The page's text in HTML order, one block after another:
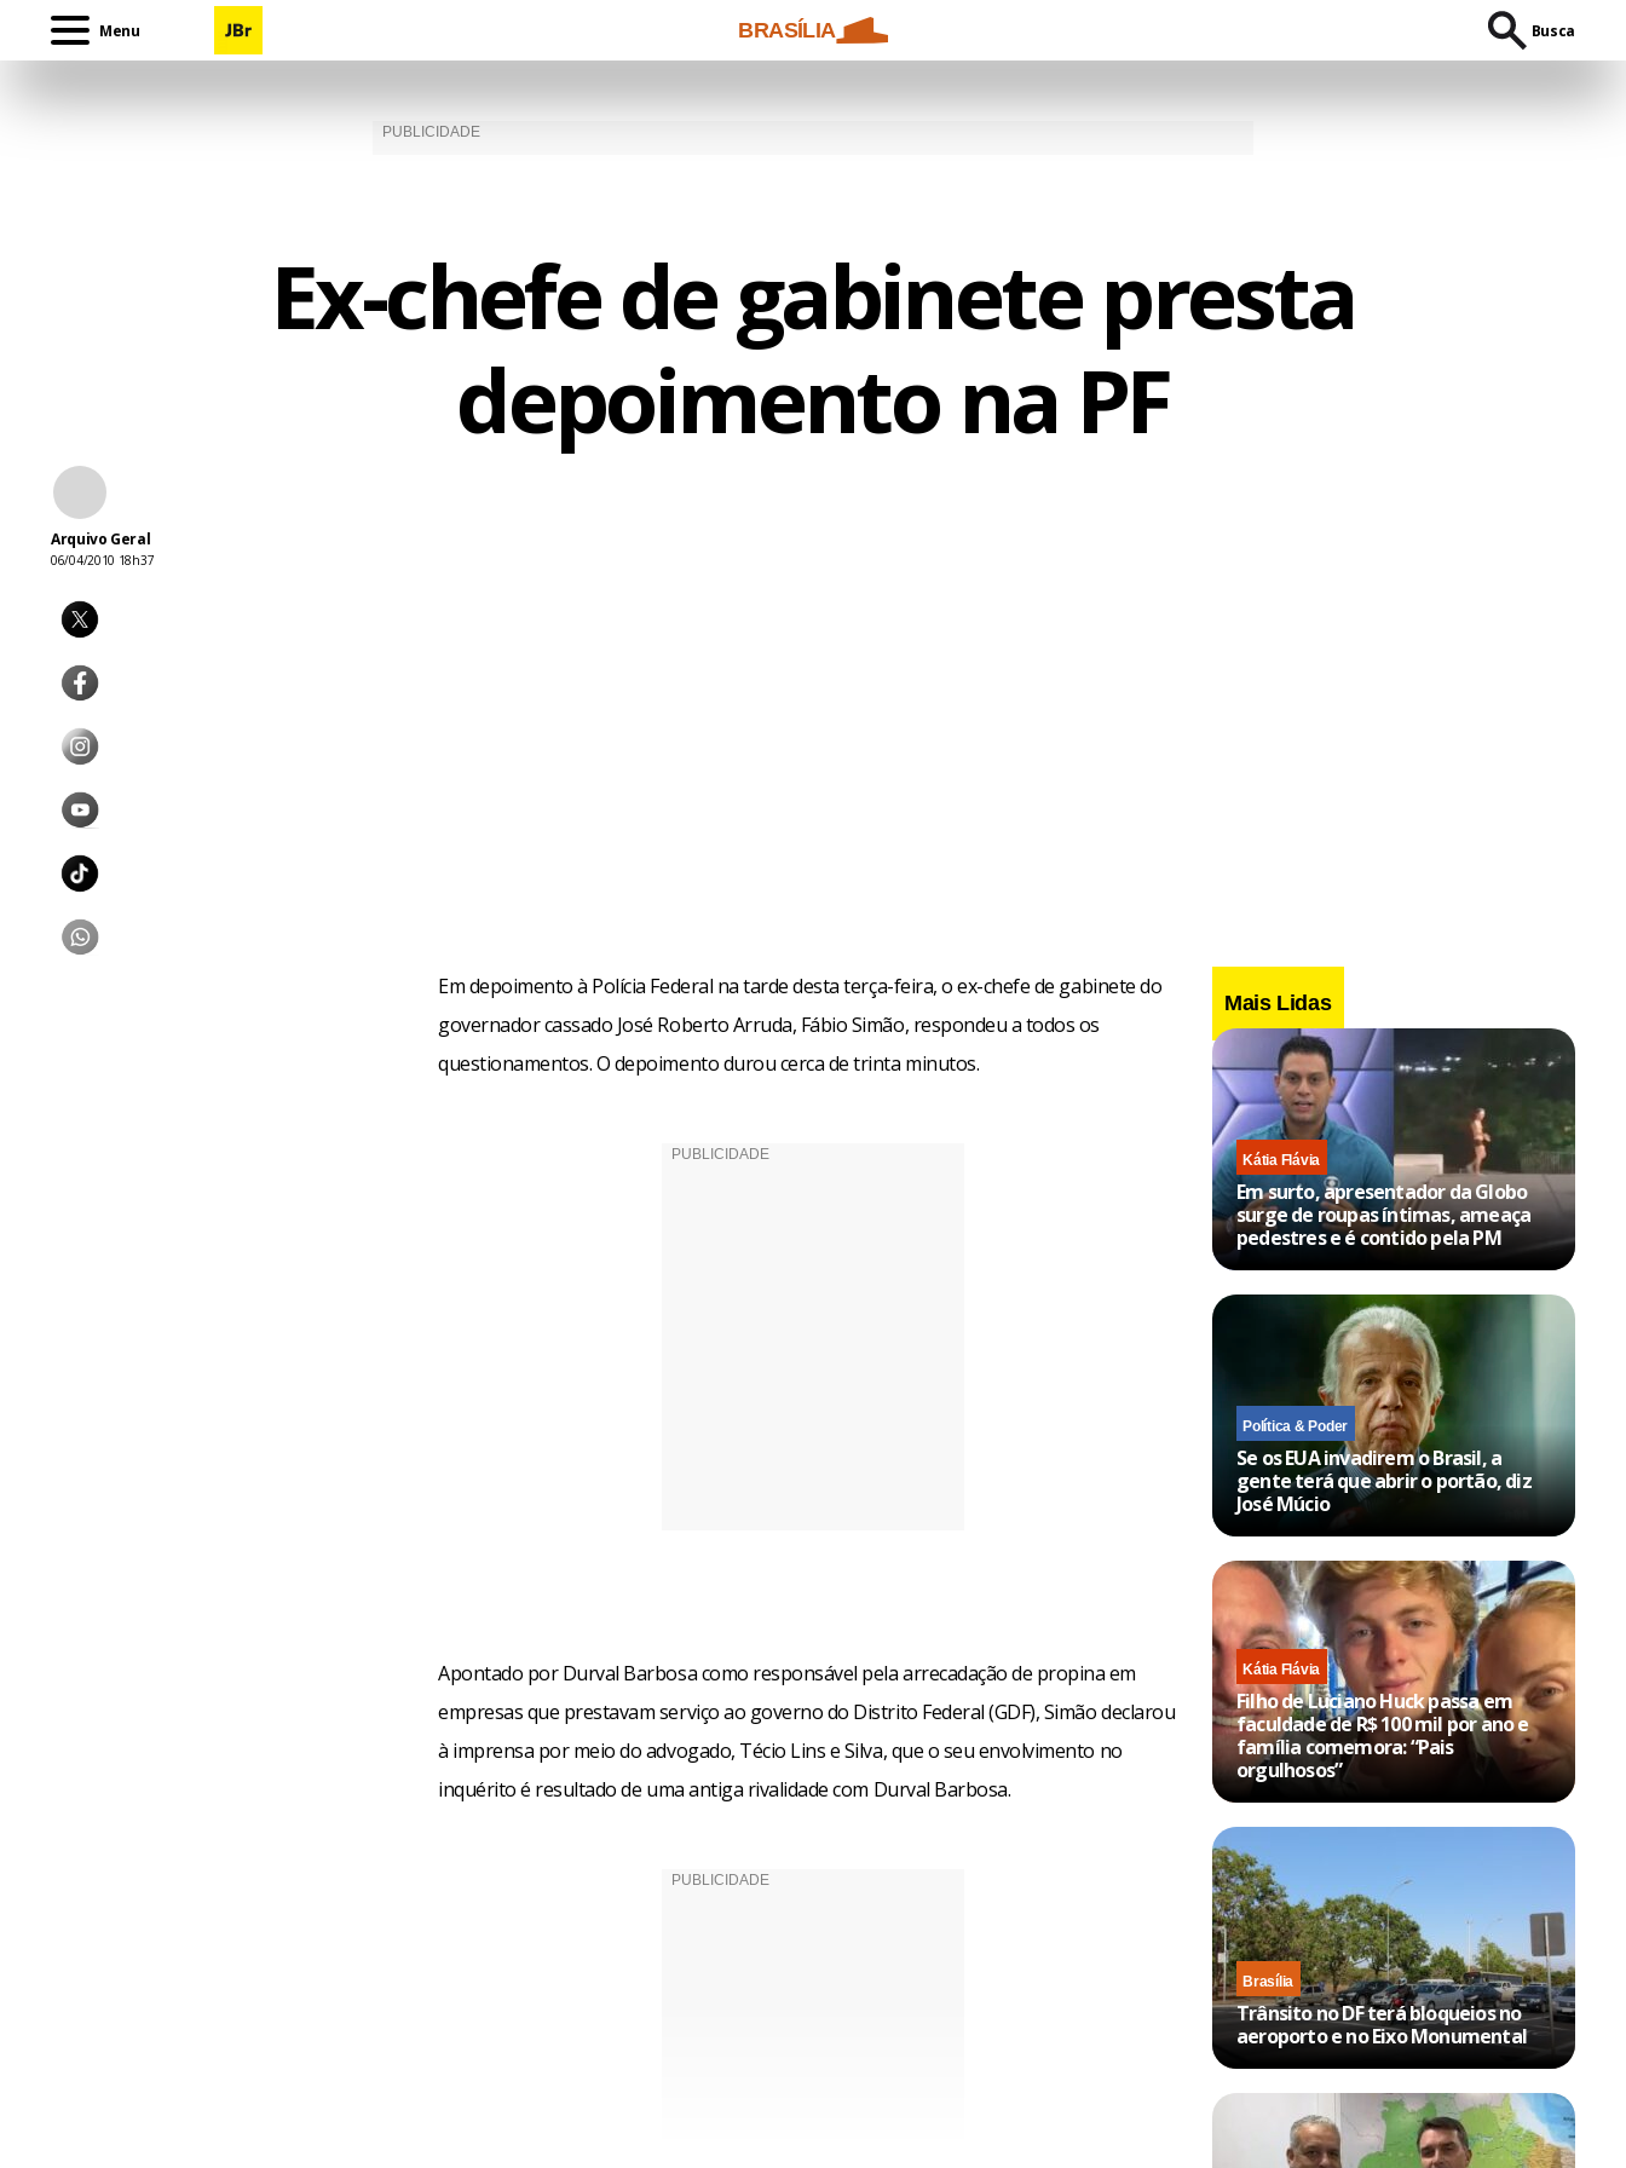
Menu BRASÍLIA Busca
Ex-chefe de gabinete presta
depoimento na PF
Arquivo Geral
06/04/2010 18h37
Em depoimento à Polícia Federal na tarde desta terça-feira, o ex-chefe de gabinete do
governador cassado José Roberto Arruda, Fábio Simão, respondeu a todos os
questionamentos. O depoimento durou cerca de trinta minutos.
Apontado por Durval Barbosa como responsável pela arrecadação de propina em
empresas que prestavam serviço ao governo do Distrito Federal (GDF), Simão declarou
à imprensa por meio do advogado, Técio Lins e Silva, que o seu envolvimento no
inquérito é resultado de uma antiga rivalidade com Durval Barbosa.
Mais Lidas
Kátia Flávia
Em surto, apresentador da Globo
surge de roupas íntimas, ameaça
pedestres e é contido pela PM
Política & Poder
Se os EUA invadirem o Brasil, a
gente terá que abrir o portão, diz
José Múcio
Kátia Flávia
Filho de Luciano Huck passa em
faculdade de R$ 100 mil por ano e
família comemora: “Pais
orgulhosos”
Brasília
Trânsito no DF terá bloqueios no
aeroporto e no Eixo Monumental